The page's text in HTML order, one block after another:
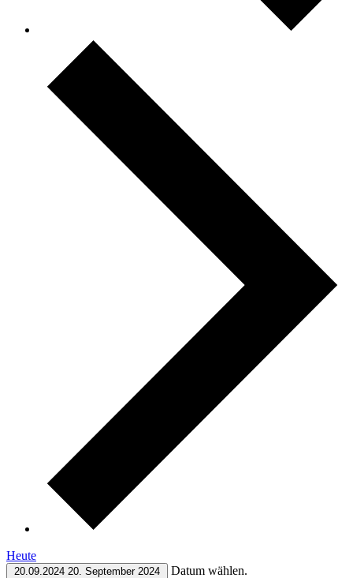
Heute
20.09.2024 20. September 2024 Datum wählen.